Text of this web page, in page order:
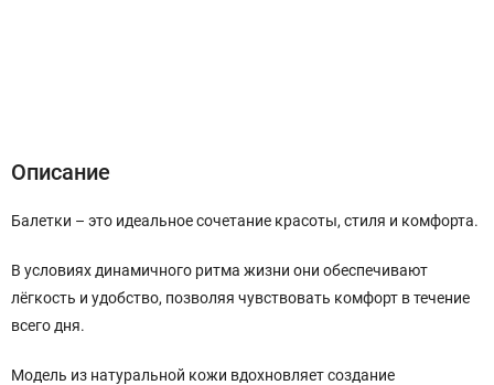
Описание
Балетки – это идеальное сочетание красоты, стиля и комфорта.
В условиях динамичного ритма жизни они обеспечивают
лёгкость и удобство, позволяя чувствовать комфорт в течение
всего дня.
Модель из натуральной кожи вдохновляет создание